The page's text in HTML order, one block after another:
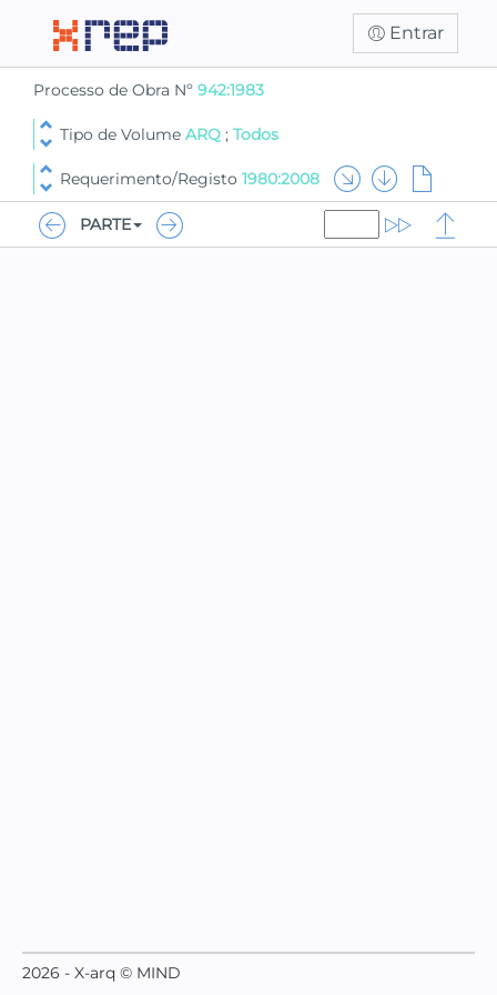
Entrar
Processo de Obra Nº 942:1983
Tipo de Volume ARQ ; Todos
Requerimento/Registo 1980:2008
PARTE
2026 - X-arq © MIND